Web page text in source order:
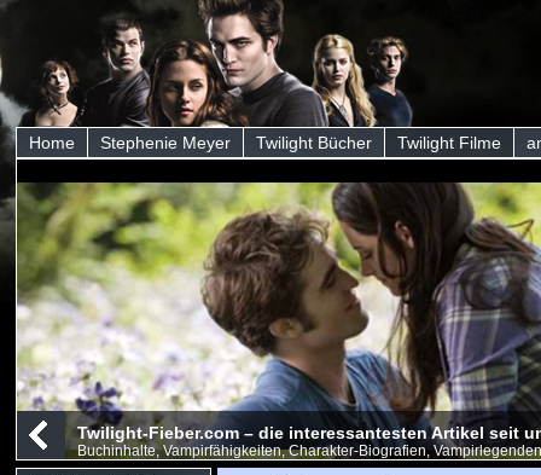
Home Stephenie Meyer Twilight Bücher Twilight Filme
Twilight-Fieber.com – die interessantesten Artikel seit
Buchinhalte, Vampirfähigkeiten, Charakter-Biografien,